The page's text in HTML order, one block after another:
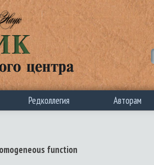
Редколлегия Авторам
function